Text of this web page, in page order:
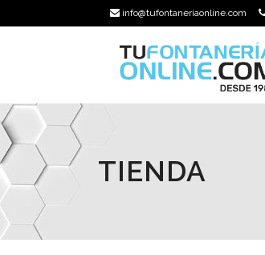
info@tufontaneriaonline.com
TIENDA